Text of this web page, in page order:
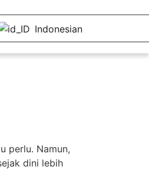
Indonesian
perlu. Namun,
dini lebih